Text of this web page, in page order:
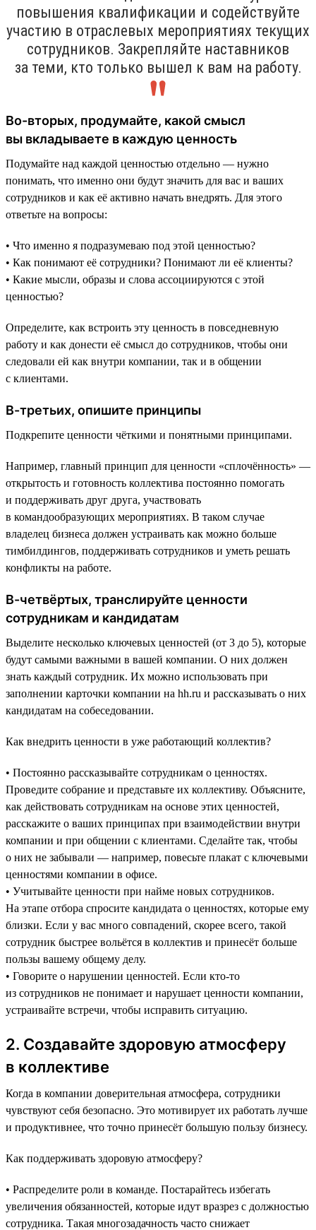
повышения квалификации и содействуйте
участию в отраслевых мероприятиях текущих
сотрудников. Закрепляйте наставников
за теми, кто только вышел к вам на работу.
Во-вторых, продумайте, какой смысл
вы вкладываете в каждую ценность
Подумайте над каждой ценностью отдельно — нужно
понимать, что именно они будут значить для вас и ваших
сотрудников и как её активно начать внедрять. Для этого
ответьте на вопросы:
• Что именно я подразумеваю под этой ценностью?
• Как понимают её сотрудники? Понимают ли её клиенты?
• Какие мысли, образы и слова ассоциируются с этой
ценностью?
Определите, как встроить эту ценность в повседневную
работу и как донести её смысл до сотрудников, чтобы они
следовали ей как внутри компании, так и в общении
с клиентами.
В-третьих, опишите принципы
Подкрепите ценности чёткими и понятными принципами.
Например, главный принцип для ценности «сплочённость» —
открытость и готовность коллектива постоянно помогать
и поддерживать друг друга, участвовать
в командообразующих мероприятиях. В таком случае
владелец бизнеса должен устраивать как можно больше
тимбилдингов, поддерживать сотрудников и уметь решать
конфликты на работе.
В-четвёртых, транслируйте ценности
сотрудникам и кандидатам
Выделите несколько ключевых ценностей (от 3 до 5), которые
будут самыми важными в вашей компании. О них должен
знать каждый сотрудник. Их можно использовать при
заполнении карточки компании на hh.ru и рассказывать о них
кандидатам на собеседовании.
Как внедрить ценности в уже работающий коллектив?
• Постоянно рассказывайте сотрудникам о ценностях.
Проведите собрание и представьте их коллективу. Объясните,
как действовать сотрудникам на основе этих ценностей,
расскажите о ваших принципах при взаимодействии внутри
компании и при общении с клиентами. Сделайте так, чтобы
о них не забывали — например, повесьте плакат с ключевыми
ценностями компании в офисе.
• Учитывайте ценности при найме новых сотрудников.
На этапе отбора спросите кандидата о ценностях, которые ему
близки. Если у вас много совпадений, скорее всего, такой
сотрудник быстрее вольётся в коллектив и принесёт больше
пользы вашему общему делу.
• Говорите о нарушении ценностей. Если кто-то
из сотрудников не понимает и нарушает ценности компании,
устраивайте встречи, чтобы исправить ситуацию.
2. Создавайте здоровую атмосферу
в коллективе
Когда в компании доверительная атмосфера, сотрудники
чувствуют себя безопасно. Это мотивирует их работать лучше
и продуктивнее, что точно принесёт большую пользу бизнесу.
Как поддерживать здоровую атмосферу?
• Распределите роли в команде. Постарайтесь избегать
увеличения обязанностей, которые идут вразрез с должностью
сотрудника. Такая многозадачность часто снижает